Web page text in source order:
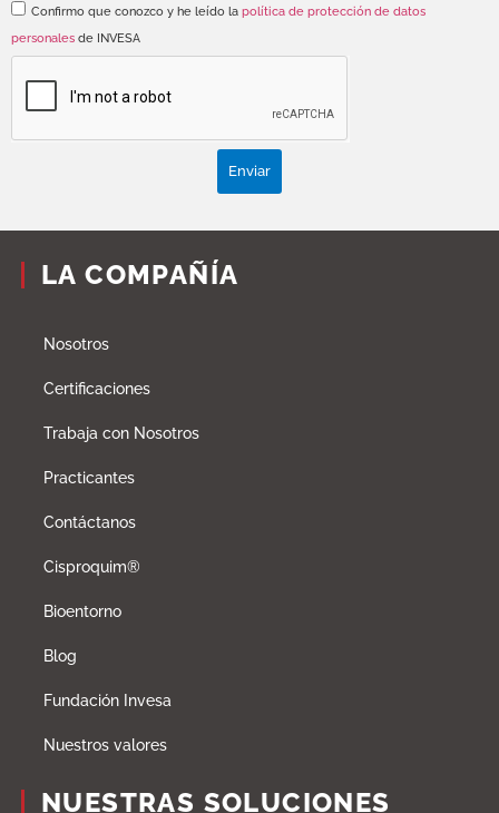
Confirmo que conozco y he leído la política de protección de datos
personales de INVESA
Enviar
LA COMPAÑÍA
Nosotros
Certificaciones
Trabaja con Nosotros
Practicantes
Contáctanos
Cisproquim®
Bioentorno
Blog
Fundación Invesa
Nuestros valores
NUESTRAS SOLUCIONES